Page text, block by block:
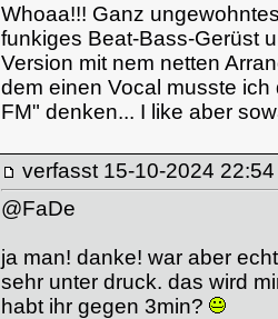
Whoaa!!! Ganz
funkiges Beat-Bass-Gerüst
Version mit nem netten
dem einen Vocal musste
FM" denken... I like aber
verfasst 15-10-2024 22:54
@FaDe
ja man! danke! war aber
sehr unter druck. das wird
habt ihr gegen 3min?